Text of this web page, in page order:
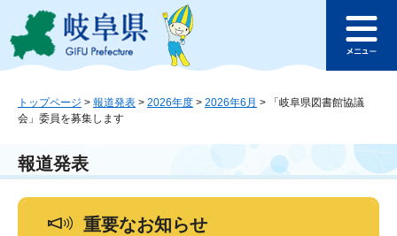
ジ
ュ
本
このページの本文へ
ュ
トップページ > 報道発表 > 2026年度 > 2026年6月 >
「岐阜県図書館協議
会」委員を募集します
報道発表
重要なお知らせ